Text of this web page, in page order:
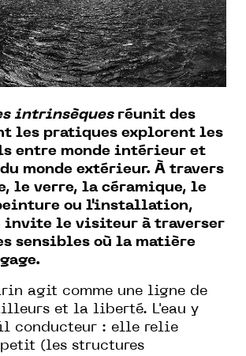
intrinsèquesréunit des
les pratiques explorent les
entre monde intérieur et
monde extérieur. À travers
le verre, la céramique, le
ou l'installation,
invite le visiteur à traverser
sensibles où la matière
agit comme une ligne de
et la liberté. L'eau y
conducteur : elle relie
(les structures